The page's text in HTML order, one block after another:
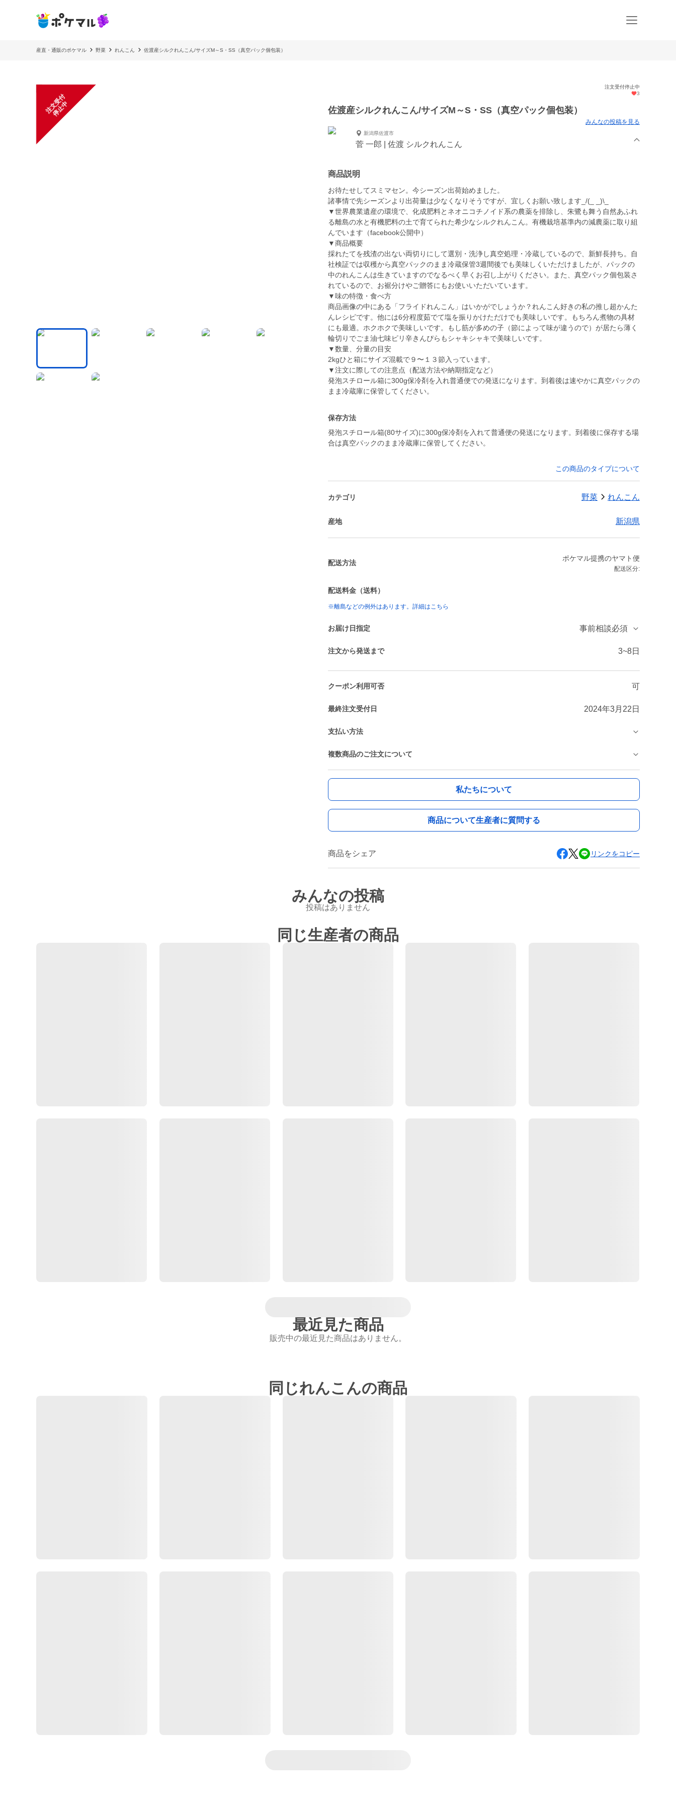
産直・通販のポケマル 野菜 れんこん 佐渡産シルクれんこん/サイズM～S・SS（真空パック個包装）
注
文
受
付
停
止
中
注文受付停止中
3
佐渡産シルクれんこん/サイズM～S・SS（真空パック個包装）
みんなの投稿を見る
新潟県佐渡市
菅 一郎 | 佐渡 シルクれんこん
商品説明
お待たせしてスミマセン。今シーズン出荷始めました。
諸事情で先シーズンより出荷量は少なくなりそうですが、宜しくお願い致します_/(_ _)\_
▼世界農業遺産の環境で、化成肥料とネオニコチノイド系の農薬を排除し、朱鷺も舞う自然あふれ
る離島の水と有機肥料の土で育てられた希少なシルクれんこん。有機栽培基準内の減農薬に取り組
んでいます（facebook公開中）
▼商品概要
採れたてを残渣の出ない両切りにして選別・洗浄し真空処理・冷蔵しているので、新鮮長持ち。自
社検証では収穫から真空パックのまま冷蔵保管3週間後でも美味しくいただけましたが、パックの
中のれんこんは生きていますのでなるべく早くお召し上がりください。また、真空パック個包装さ
れているので、お裾分けやご贈答にもお使いいただいています。
▼味の特徴・食べ方
商品画像の中にある「フライドれんこん」はいかがでしょうか？れんこん好きの私の推し超かんた
んレシピです。他には6分程度茹でて塩を振りかけただけでも美味しいです。もちろん煮物の具材
にも最適。ホクホクで美味しいです。もし筋が多めの子（節によって味が違うので）が居たら薄く
輪切りでごま油七味ピリ辛きんぴらもシャキシャキで美味しいです。
▼数量、分量の目安
2kgひと箱にサイズ混載で９〜１３節入っています。
▼注文に際しての注意点（配送方法や納期指定など）
発泡スチロール箱に300g保冷剤を入れ普通便での発送になります。到着後は速やかに真空パックの
まま冷蔵庫に保管してください。
保存方法
発泡スチロール箱(80サイズ)に300g保冷剤を入れて普通便の発送になります。到着後に保存する場
合は真空パックのまま冷蔵庫に保管してください。
この商品のタイプについて
カテゴリ 野菜 れんこん
産地 新潟県
配送方法
ポケマル提携のヤマト便
配送区分:
配送料金（送料）
※離島などの例外はあります。詳細はこちら
お届け日指定 事前相談必須
注文から発送まで 3~8日
クーポン利用可否 可
最終注文受付日 2024年3月22日
支払い方法
複数商品のご注文について
私たちについて
商品について生産者に質問する
商品をシェア リンクをコピー
みんなの投稿
投稿はありません
同じ生産者の商品
最近見た商品
販売中の最近見た商品はありません。
同じれんこんの商品